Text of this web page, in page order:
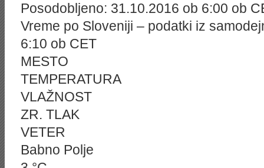
Posodobljeno: 31.10.2016 ob 6:00 ob
Vreme po Sloveniji – podatki iz
6:10 ob CET
MESTO
TEMPERATURA
VLAŽNOST
ZR. TLAK
VETER
Babno Polje